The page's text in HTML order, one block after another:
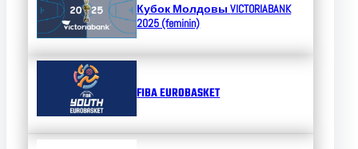
Кубок МолдовыVICTORIABANK
2025 (feminin)
FIBA EUROBASKET